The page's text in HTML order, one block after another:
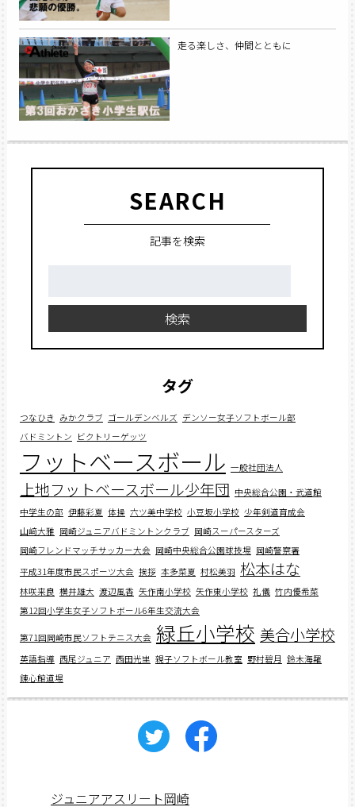
走る楽しさ、仲間とともに
SEARCH
記事を検索
検索
タグ
つなひき みかクラブ ゴールデンベルズ デンソー女子ソフトボール部
バドミントン ビクトリーゲッツ
フットベースボール 一般社団法人
上地フットベースボール少年団 中央総合公園・武道館
中学生の部 伊藤彩夏 体操 六ツ美中学校 小豆坂小学校 少年剣道育成会
山﨑大雅 岡崎ジュニアバドミントンクラブ 岡崎スーパースターズ
岡崎フレンドマッチサッカー大会 岡崎中央総合公園球技場 岡崎警察署
平成31年度市民スポーツ大会 挨拶 本多菜夏 村松美羽 松本はな
林咲来良 横井雄大 渡辺風香 矢作南小学校 矢作東小学校 礼儀 竹内優希菜
第12回小学生女子ソフトボール6年生交流大会
第71回岡崎市民ソフトテニス大会 緑丘小学校 美合小学校
英語指導 西尾ジュニア 西田光里 親子ソフトボール教室 野村碧月 鈴木海羅
錬心館道場
ジュニアアスリート岡崎